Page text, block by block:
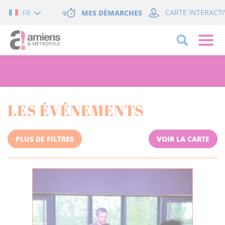
FR MES DÉMARCHES CARTE
LES ÉVÉNEMENTS
PLUS DE FILTRES VOIR LA CARTE